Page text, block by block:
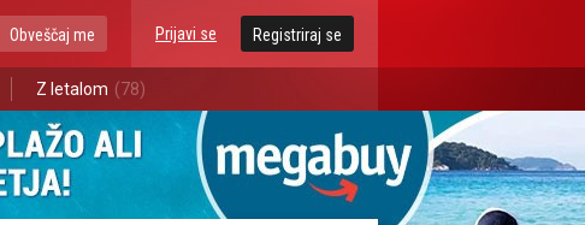
Prijavi se Registriraj se
Obveščaj me
Z letalom (78)